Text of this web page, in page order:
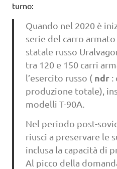
turno:
Quando nel 2020 è
serie del carro
statale russo
tra 120 e 150 carri
l’esercito russo ( ndr :
produzione totale),
modelli T-90A.
Nel periodo post-
riuscì a preservare le
inclusa la capacità di
Al picco della